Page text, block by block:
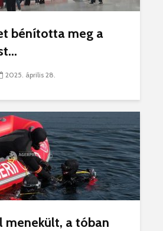
bénította meg a
2025. április 28.
menekült, a tóban